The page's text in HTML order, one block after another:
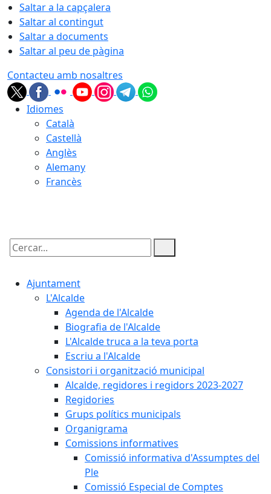
Saltar a la capçalera
Saltar al contingut
Saltar a documents
Saltar al peu de pàgina
Contacteu amb nosaltres
Idiomes
Català
Castellà
Anglès
Alemany
Francès
Cercar:
Ajuntament
L'Alcalde
Agenda de l'Alcalde
Biografia de l'Alcalde
L'Alcalde truca a la teva porta
Escriu a l'Alcalde
Consistori i organització municipal
Alcalde, regidores i regidors 2023-2027
Regidories
Grups polítics municipals
Organigrama
Comissions informatives
Comissió informativa d'Assumptes del
Ple
Comissió Especial de Comptes